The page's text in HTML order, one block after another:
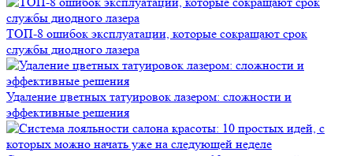
ТОП-8 ошибок эксплуатации, которые сокращают срок
службы диодного лазера
Удаление цветных татуировок лазером: сложности и
эффективные решения